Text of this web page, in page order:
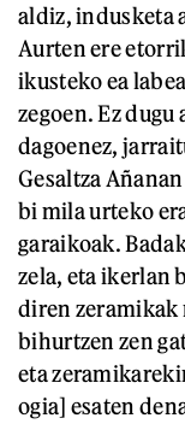
aldiz, indusketa
Aurten ere
ikusteko ea
zegoen. Ez
dagoenez,
Gesaltza
bi mila urteko
garaikoak.
zela, eta ikerlan
diren zeramikak
bihurtzen zen
eta
ogia] esaten